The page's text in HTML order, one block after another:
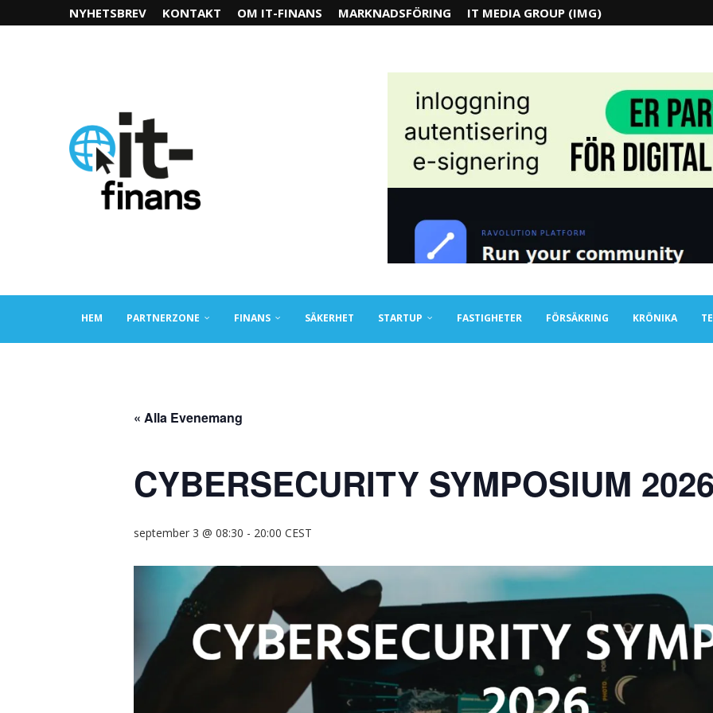
NYHETSBREV KONTAKT OM IT-FINANS MARKNADSFÖRING IT MEDIA GROUP (IMG)
HEM PARTNERZONE FINANS SÄKERHET STARTUP FASTIGHETER FÖRSÄKRING KRÖNIKA
« Alla Evenemang
CYBERSECURITY SYMPOSIUM
september 3 @ 08:30 - 20:00 CEST